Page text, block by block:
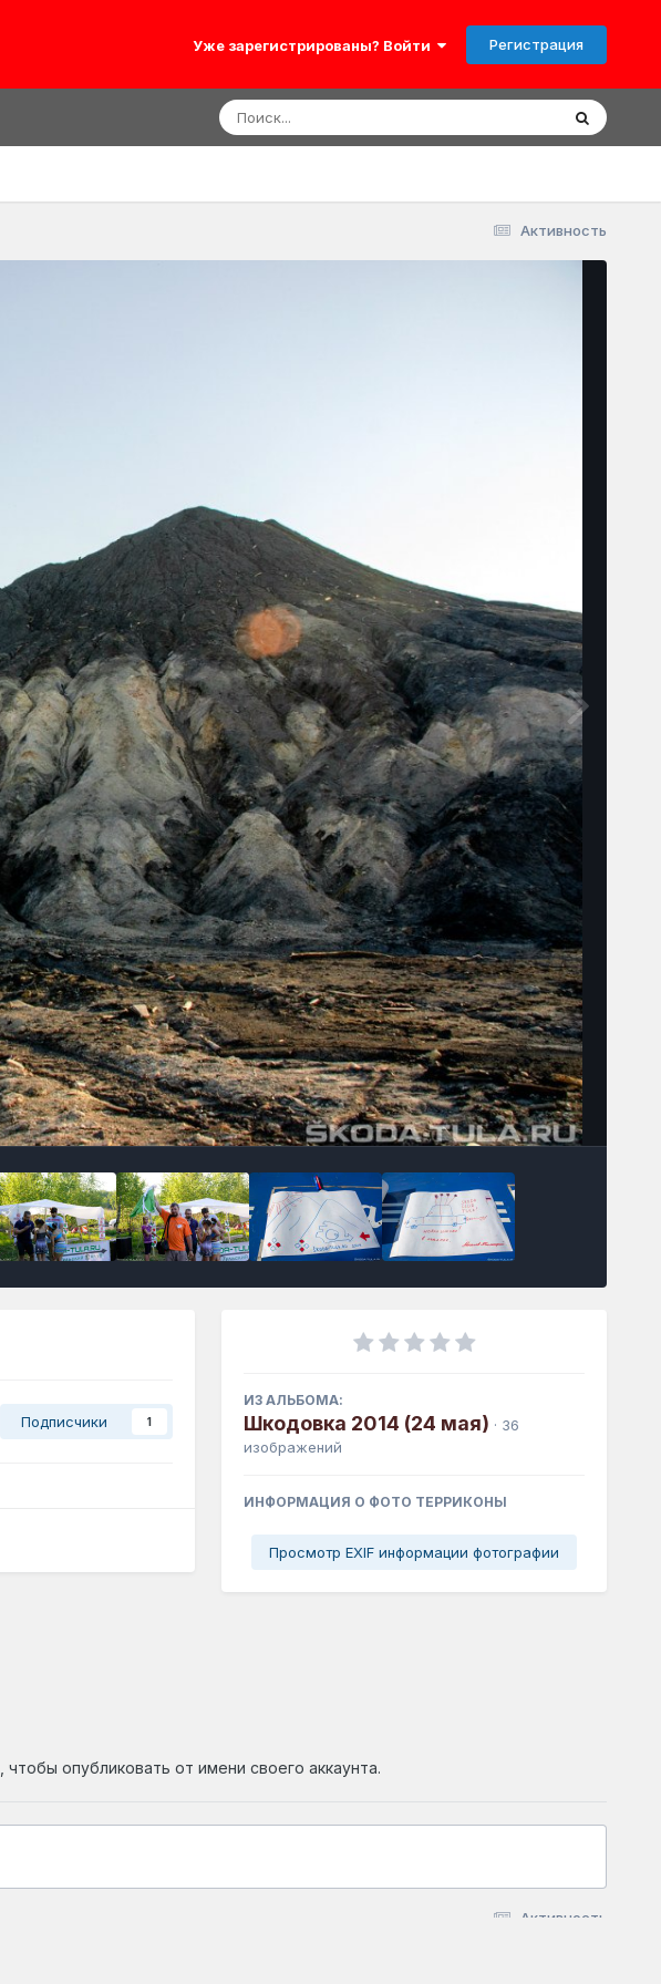
Уже зарегистрированы? Войти Регистрация
Активность
Инструменты
Подписчики 1
ИЗ АЛЬБОМА:
Шкодовка 2014 (24 мая) · 36
изображений
ИНФОРМАЦИЯ О ФОТО ТЕРРИКОНЫ
Просмотр EXIF информации фотографии
, чтобы опубликовать от имени своего аккаунта.
Активность